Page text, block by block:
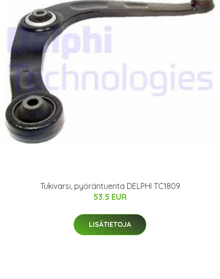
Tukivarsi, pyöräntuenta DELPHI TC1809
53.5 EUR
LISÄTIETOJA